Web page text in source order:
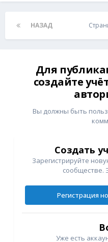
НАЗАД
Для
создайте
Вы должны быть
Создать
Зарегистрируйте
сообществе.
Регистрация
Уже есть